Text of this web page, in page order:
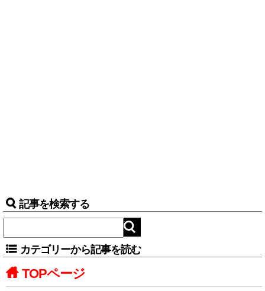
記事を検索する
カテゴリーから記事を読む
TOPページ